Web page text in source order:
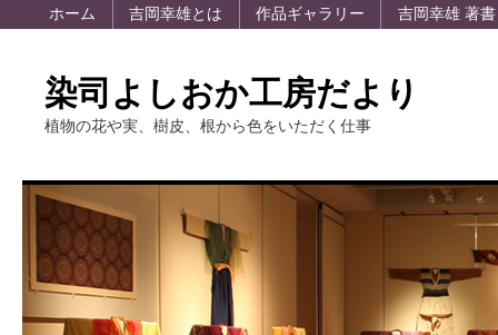
ホーム 吉岡幸雄とは 作品ギャラリー 吉岡幸雄 著書
染司よしおか工房だより
植物の花や実、樹皮、根から色をいただく仕事